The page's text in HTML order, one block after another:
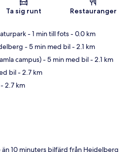
Karta
Ta sig runt Restauranger
- 1 min till fots- 0.0 km
- 5 min med bil- 2.1 km
campus)- 5 min med bil- 2.1 km
bil- 2.7 km
- 2.7 km
10 minuters bilfärd från Heidelberg